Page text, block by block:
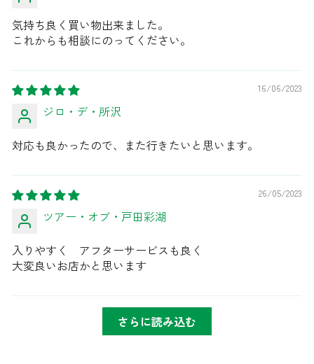
気持ち良く買い物出来ました。
これからも相談にのってください。
16/06/2023
ジロ・デ・所沢
対応も良かったので、また行きたいと思います。
26/05/2023
ツアー・オブ・戸田彩湖
入りやすく アフターサービスも良く
大変良いお店かと思います
さらに読み込む